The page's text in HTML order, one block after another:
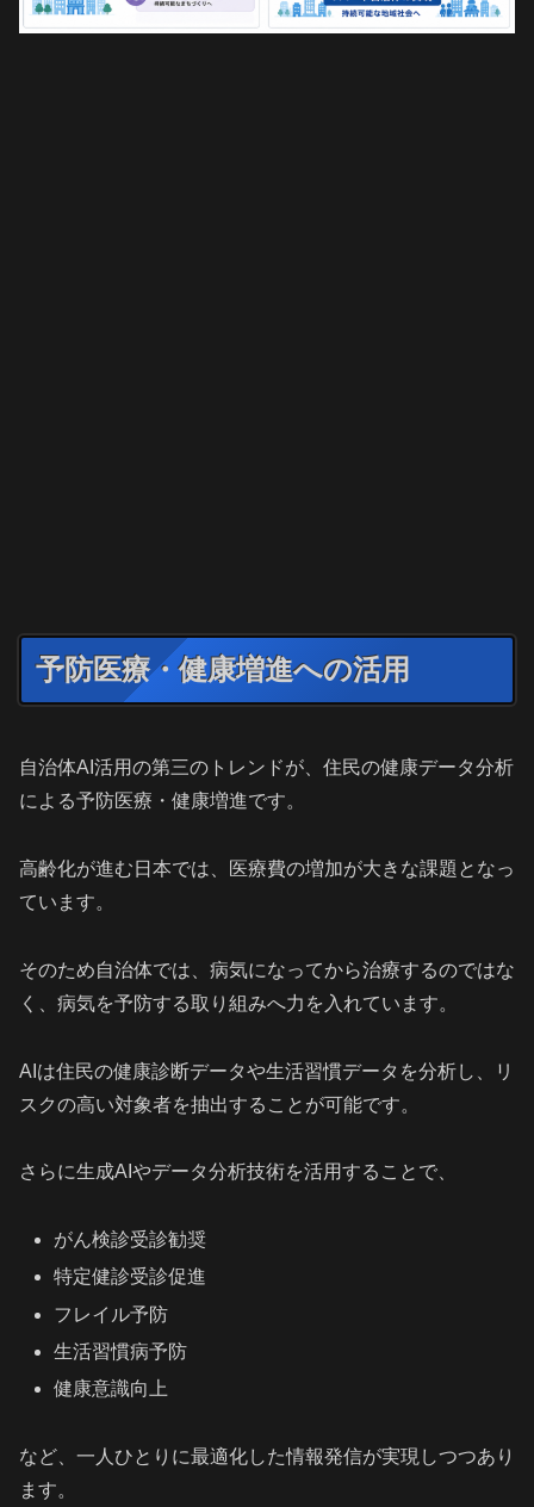
予防医療・健康増進への活用
自治体AI活用の第三のトレンドが、住民の健康データ分析
による予防医療・健康増進です。
高齢化が進む日本では、医療費の増加が大きな課題となっ
ています。
そのため自治体では、病気になってから治療するのではな
く、病気を予防する取り組みへ力を入れています。
AIは住民の健康診断データや生活習慣データを分析し、リ
スクの高い対象者を抽出することが可能です。
さらに生成AIやデータ分析技術を活用することで、
がん検診受診勧奨
特定健診受診促進
フレイル予防
生活習慣病予防
健康意識向上
など、一人ひとりに最適化した情報発信が実現しつつあり
ます。